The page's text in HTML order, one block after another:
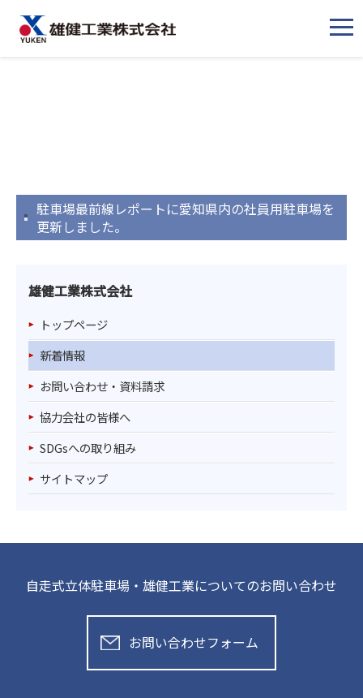
メ
駐車場最前線レポートに愛知県内の社員用駐車場を
更新しました。
雄健工業株式会社
トップページ
新着情報
お問い合わせ・資料請求
協力会社の皆様へ
SDGsへの取り組み
サイトマップ
自走式立体駐車場・雄健工業についてのお問い合わせ
お問い合わせフォーム